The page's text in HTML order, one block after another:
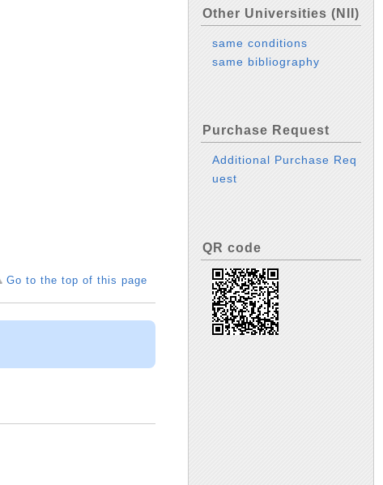
Go to the top of this page
Other Universities (NII)
same conditions
same bibliography
Purchase Request
Additional Purchase Req
uest
QR code